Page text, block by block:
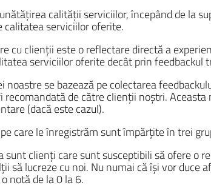
calității serviciilor, începând de la
calitatea serviciilor oferite.
cu clienții este o reflectare directă a
serviciilor oferite decât prin feedbackul
noastre se bazează pe colectarea
recomandată de către clienții noștri.
(dacă este cazul).
care le înregistrăm sunt împărțite în trei
sunt clienți care sunt susceptibili să ofere o
să lucreze cu noi. Nu numai că își vor
notă de la 0 la 6.